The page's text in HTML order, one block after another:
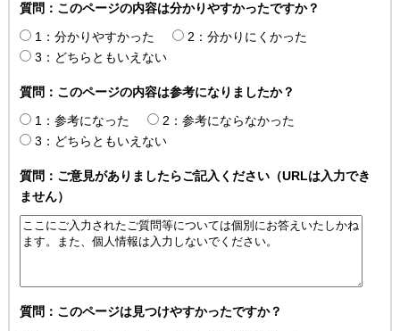
質問：このページの内容は分かりやすかったですか？
1：分かりやすかった
2：分かりにくかった
3：どちらともいえない
質問：このページの内容は参考になりましたか？
1：参考になった
2：参考にならなかった
3：どちらともいえない
質問：ご意見がありましたらご記入ください（URLは入力でき
ません）
質問：このページは見つけやすかったですか？